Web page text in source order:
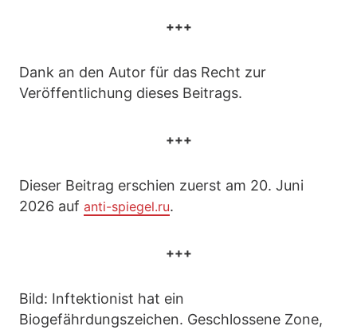
+++
Dank an den Autor für das Recht zur
Veröffentlichung dieses Beitrags.
+++
Dieser Beitrag erschien zuerst am 20. Juni
2026 auf anti-spiegel.ru.
+++
Bild: Inftektionist hat ein
Biogefährdungszeichen. Geschlossene Zone,